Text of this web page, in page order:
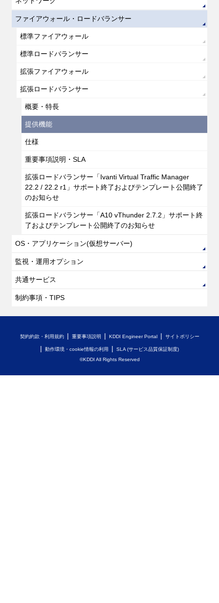
ファイアウォール・ロードバランサー
標準ファイアウォール
標準ロードバランサー
拡張ファイアウォール
拡張ロードバランサー
概要・特長
提供機能
仕様
重要事項説明・SLA
拡張ロードバランサー「Ivanti Virtual Traffic Manager
22.2 / 22.2 r1」サポート終了およびテンプレート公開終了
のお知らせ
拡張ロードバランサー「A10 vThunder 2.7.2」サポート終
了およびテンプレート公開終了のお知らせ
OS・アプリケーション(仮想サーバー)
監視・運用オプション
共通サービス
制約事項・TIPS
契約約款・利用規約 重要事項説明 KDDI Engineer Portal サイトポリシー
動作環境・cookie情報の利用
SLA (サービス品質保証制度)
©KDDI All Rights Reserved